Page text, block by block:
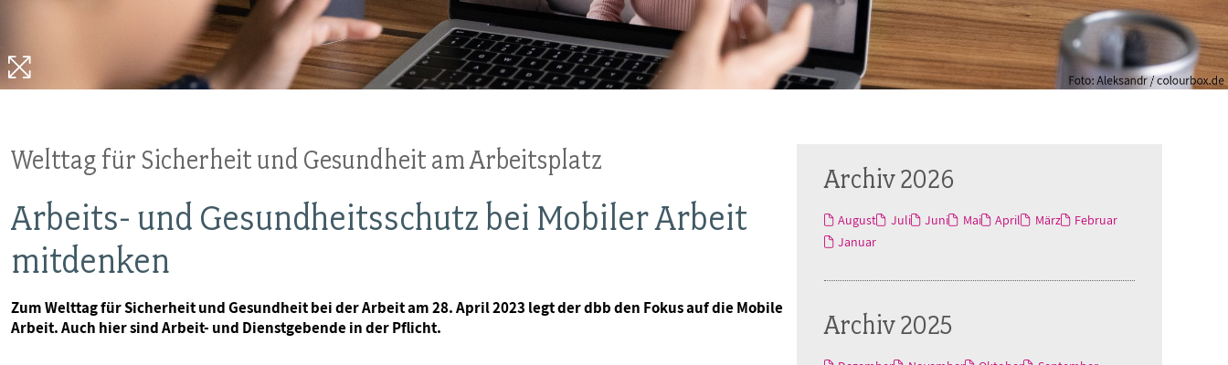
Landesjugendbünde
VERANSTALTUNGEN UND SEMINARE
Ideencampus
Parlamentarisches Sommerfest
MITGLIEDSCHAFT & SERVICE
Akademie
Verlag
Welttag für Sicherheit und Gesundheit am Arbeitsplatz
Arbeits- und Gesundheitsschutz bei Mobiler Arbeit
mitdenken
Zum Welttag für Sicherheit und Gesundheit bei der Arbeit am 28. April 2023 legt der dbb den Fokus auf die Mobile
Arbeit. Auch hier sind Arbeit- und Dienstgebende in der Pflicht.
Archiv 2026
August Juli Juni Mai April März
Februar
Januar
Archiv 2025